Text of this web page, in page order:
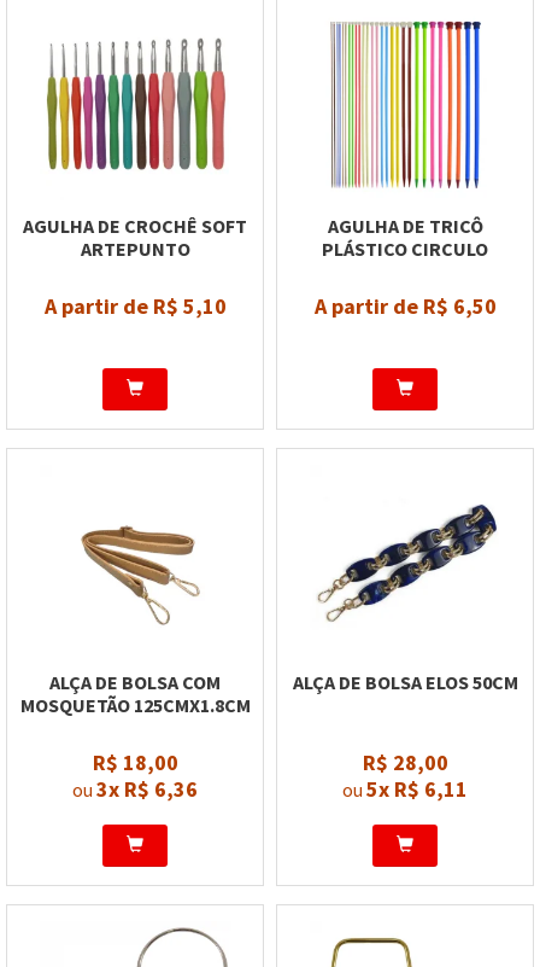
AGULHA DE CROCHÊ SOFT
ARTEPUNTO
A partir de R$ 5,10
AGULHA DE TRICÔ
PLÁSTICO CIRCULO
A partir de R$ 6,50
ALÇA DE BOLSA COM
MOSQUETÃO 125CMX1.8CM
R$ 18,00
ou 3x R$ 6,36
ALÇA DE BOLSA ELOS 50CM
R$ 28,00
ou 5x R$ 6,11